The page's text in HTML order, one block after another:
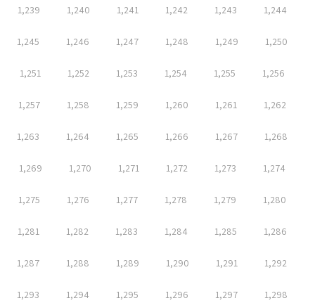
1,239 1,240 1,241 1,242 1,243 1,244
1,245 1,246 1,247 1,248 1,249 1,250
1,251 1,252 1,253 1,254 1,255 1,256
1,257 1,258 1,259 1,260 1,261 1,262
1,263 1,264 1,265 1,266 1,267 1,268
1,269 1,270 1,271 1,272 1,273 1,274
1,275 1,276 1,277 1,278 1,279 1,280
1,281 1,282 1,283 1,284 1,285 1,286
1,287 1,288 1,289 1,290 1,291 1,292
1,293 1,294 1,295 1,296 1,297 1,298